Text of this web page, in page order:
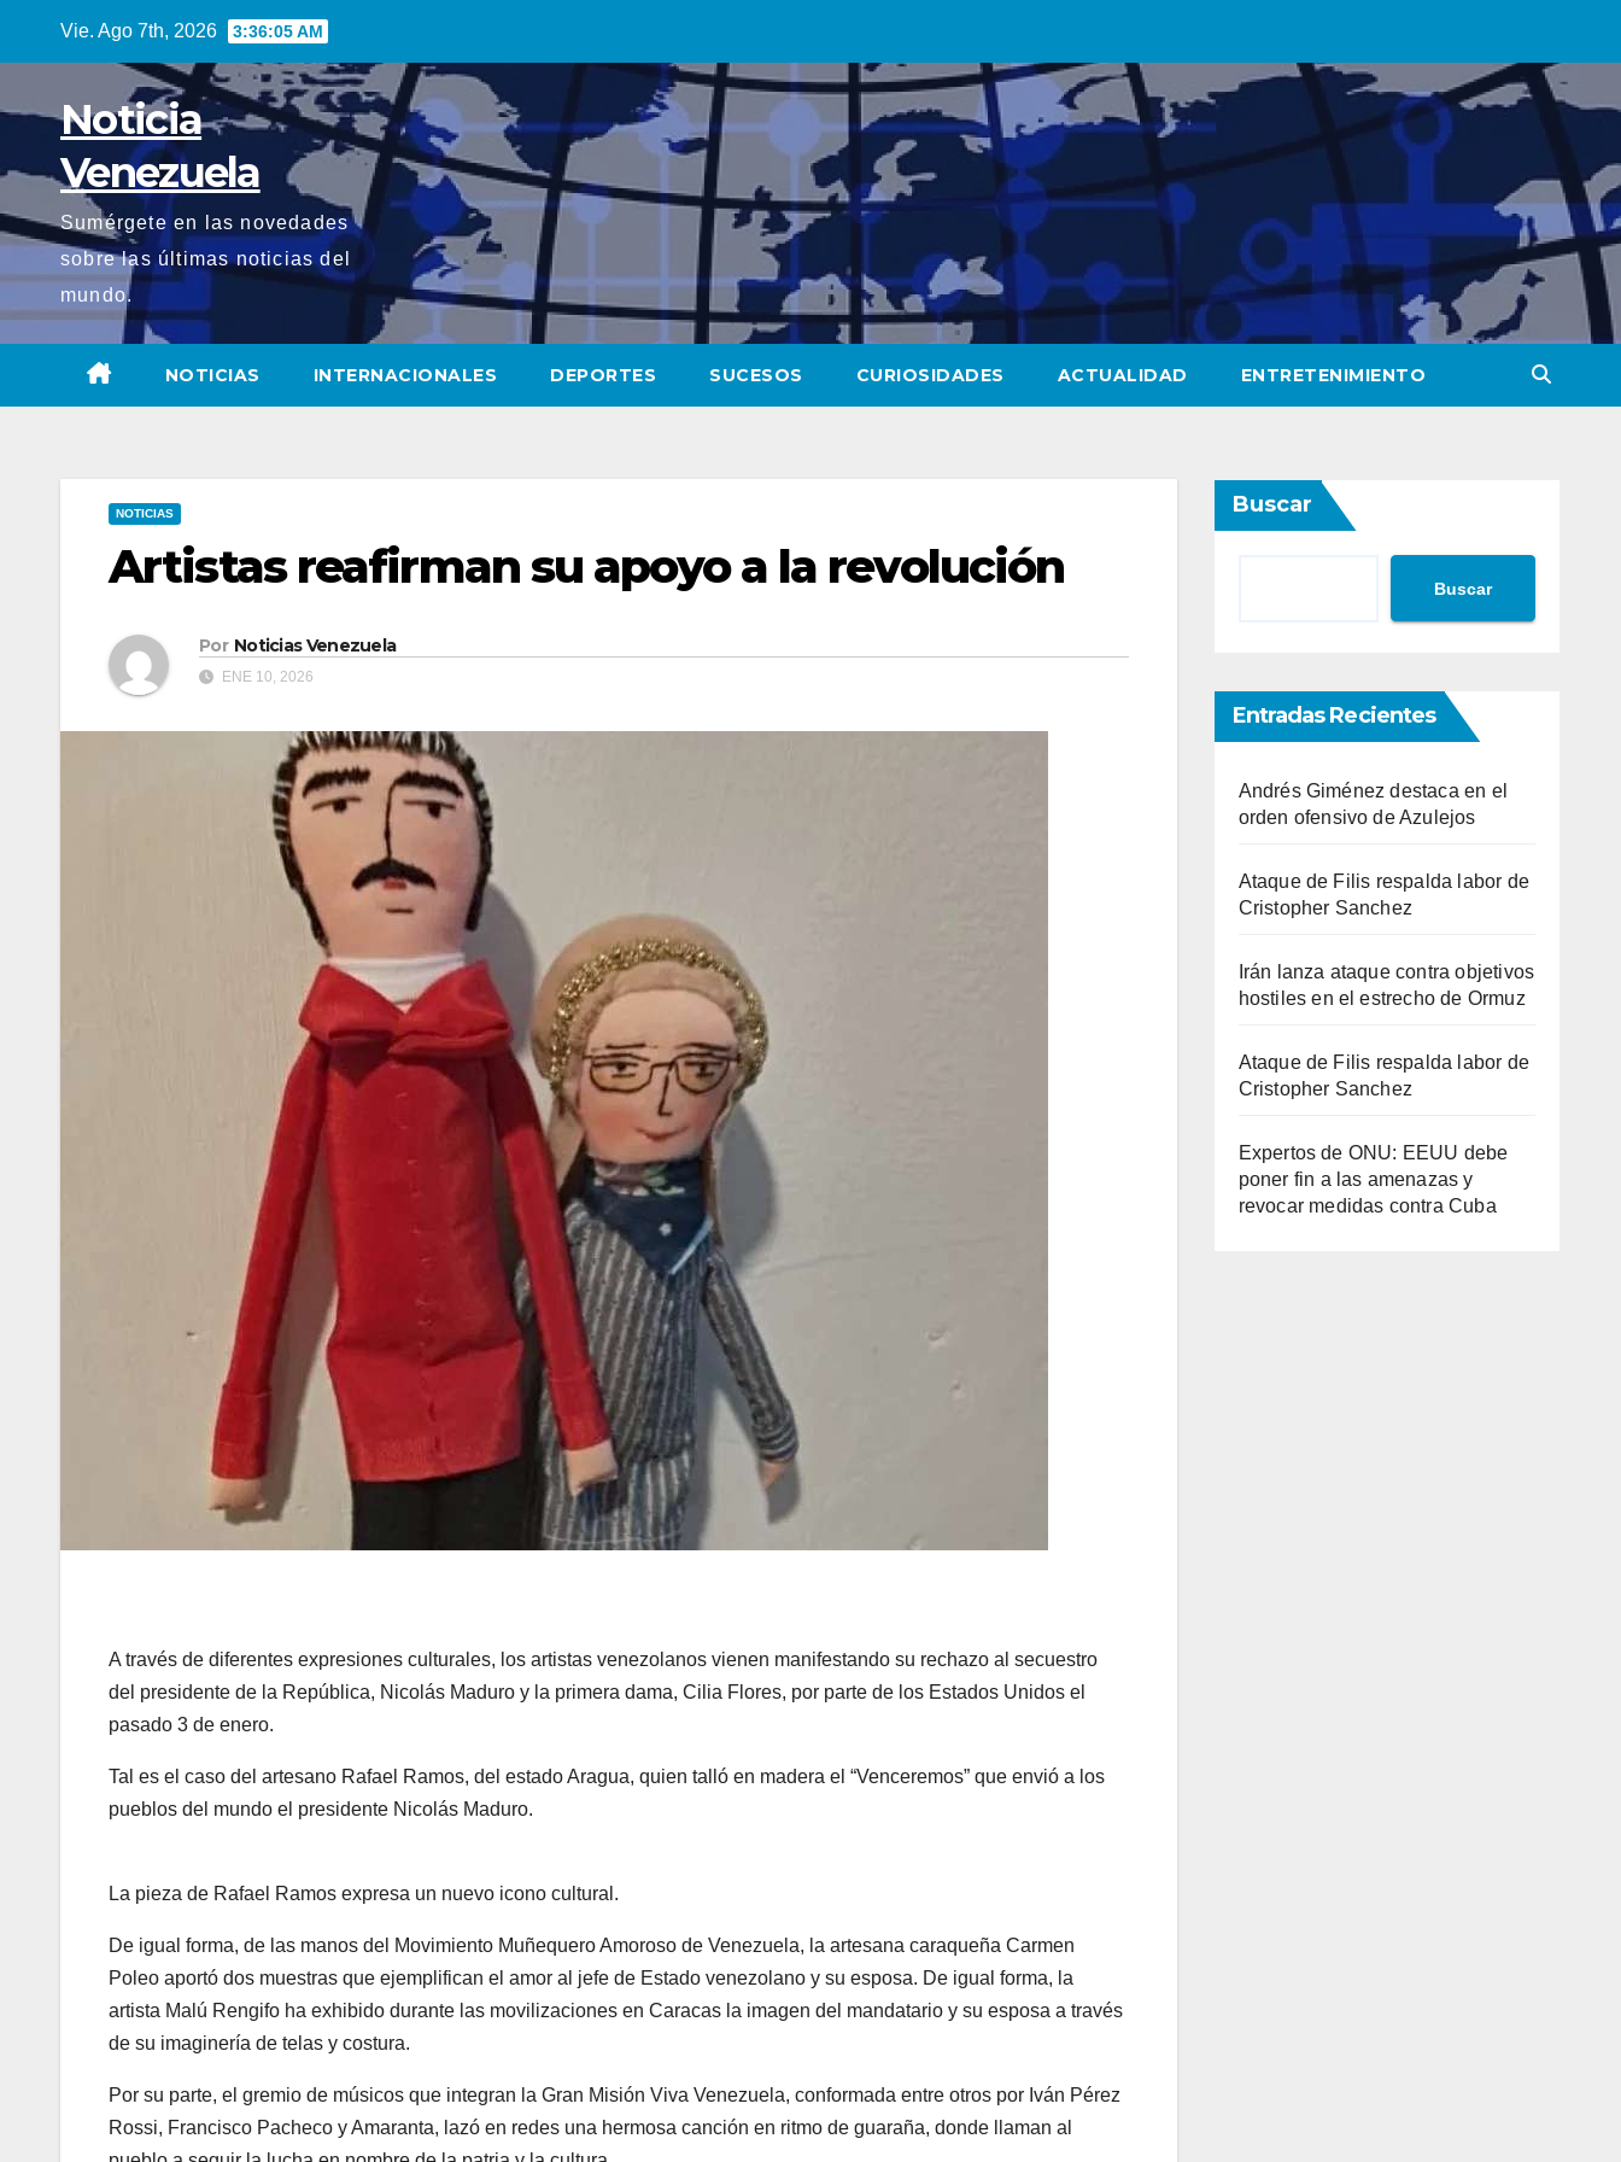
Vie. Ago 7th, 2026 3:36:06 AM
Noticia
Venezuela
Sumérgete en las novedades
sobre las últimas noticias del
mundo.
NOTICIAS INTERNACIONALES DEPORTES SUCESOS CURIOSIDADES ACTUALIDAD ENTRETENIMIENTO
NOTICIAS
Artistas reafirman su apoyo a la revolución
Por Noticias Venezuela
ENE 10, 2026
A través de diferentes expresiones culturales, los artistas venezolanos vienen manifestando su rechazo al secuestro
del presidente de la República, Nicolás Maduro y la primera dama, Cilia Flores, por parte de los Estados Unidos el
pasado 3 de enero.
Tal es el caso del artesano Rafael Ramos, del estado Aragua, quien talló en madera el “Venceremos” que envió a los
pueblos del mundo el presidente Nicolás Maduro.
La pieza de Rafael Ramos expresa un nuevo icono cultural.
De igual forma, de las manos del Movimiento Muñequero Amoroso de Venezuela, la artesana caraqueña Carmen
Poleo aportó dos muestras que ejemplifican el amor al jefe de Estado venezolano y su esposa. De igual forma, la
artista Malú Rengifo ha exhibido durante las movilizaciones en Caracas la imagen del mandatario y su esposa a través
de su imaginería de telas y costura.
Por su parte, el gremio de músicos que integran la Gran Misión Viva Venezuela, conformada entre otros por Iván Pérez
Rossi, Francisco Pacheco y Amaranta, lazó en redes una hermosa canción en ritmo de guaraña, donde llaman al
Buscar
Buscar
Entradas Recientes
Andrés Giménez destaca en el
orden ofensivo de Azulejos
Ataque de Filis respalda labor de
Cristopher Sanchez
Irán lanza ataque contra objetivos
hostiles en el estrecho de Ormuz
Ataque de Filis respalda labor de
Cristopher Sanchez
Expertos de ONU: EEUU debe
poner fin a las amenazas y
revocar medidas contra Cuba